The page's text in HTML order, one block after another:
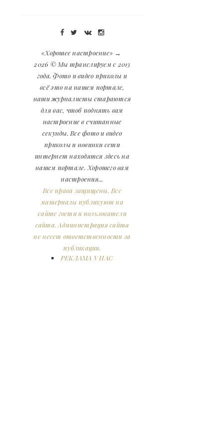
«Хорошее настроение» →
2026 © Мы транслируем с 2013
года. Фото и видео приколы и
всё это на нашем портале,
наши журналисты стараются
для вас, чтоб поднять вам
настроение в считанные
секунды. Все фото и видео
приколы и новинки сети
интернет находятся здесь на
нашем портале. Хорошего вам
настроения...
Все права защищены. Все
материалы публикуют на
сайте гости и пользователи
сайта. Администрация сайта
не несет ответственности за
публикации.
РЕКЛАМА У НАС